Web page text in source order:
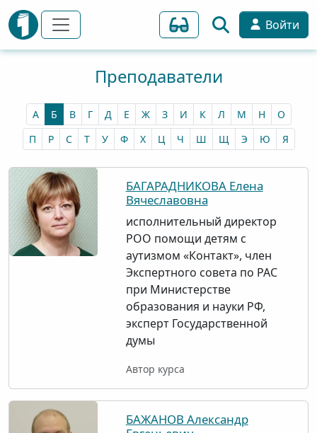
Войти
Преподаватели
А Б В Г Д Е Ж З И К Л М Н
О
П
Р С Т У Ф Х Ц Ч Ш Щ Э Ю Я
БАГАРАДНИКОВА Елена
Вячеславовна
исполнительный директор
РОО помощи детям с
аутизмом «Контакт», член
Экспертного совета по РАС
при Министерстве
образования и науки РФ,
эксперт Государственной
думы
Автор курса
БАЖАНОВ Александр